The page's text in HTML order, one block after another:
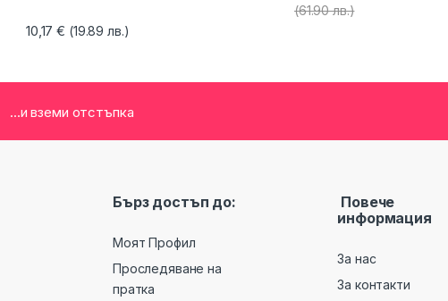
10,17€ (19.89 лв.)
(61.90 лв.)
...и вземи отстъпка
Бърз достъп до:
Моят Профил
Проследяване на
пратка
Повече
информация
За нас
За контакти